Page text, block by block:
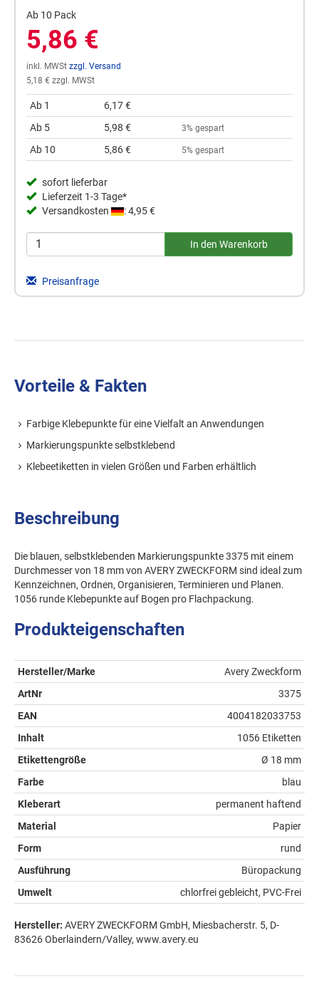
Ab 10 Pack
5,86 €
inkl. MWSt zzgl. Versand
5,18 € zzgl. MWSt
Ab 1
6,17 €
Ab 5
5,98 € 3% gespart
Ab 10 5,86 € 5% gespart
sofort lieferbar
Lieferzeit 1-3 Tage*
Versandkosten
: 4,95 €
Preisanfrage
Vorteile & Fakten
Farbige Klebepunkte für eine Vielfalt an Anwendungen
Markierungspunkte selbstklebend
Klebeetiketten in vielen Größen und Farben erhältlich
Beschreibung
Die blauen, selbstklebenden Markierungspunkte 3375 mit einem
Durchmesser von 18 mm von AVERY ZWECKFORM sind ideal zum
Kennzeichnen, Ordnen, Organisieren, Terminieren und Planen.
1056 runde Klebepunkte auf Bogen pro Flachpackung.
Produkteigenschaften
Hersteller/Marke
Avery Zweckform
ArtNr
3375
EAN
4004182033753
Inhalt
1056 Etiketten
Etikettengröße
Ø 18 mm
Farbe
blau
Kleberart
permanent haftend
Material
Papier
Form
rund
Ausführung
Büropackung
Umwelt
chlorfrei gebleicht, PVC-Frei
Hersteller: AVERY ZWECKFORM GmbH, Miesbacherstr. 5, D-
83626 Oberlaindern/Valley, www.avery.eu